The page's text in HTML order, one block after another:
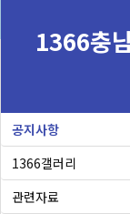
1366충
공지사항
1366갤러리
관련자료